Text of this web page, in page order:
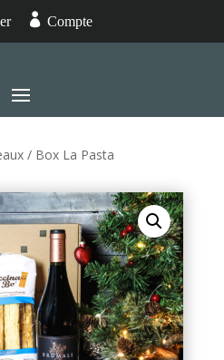
 Compte
/ Box La Pasta